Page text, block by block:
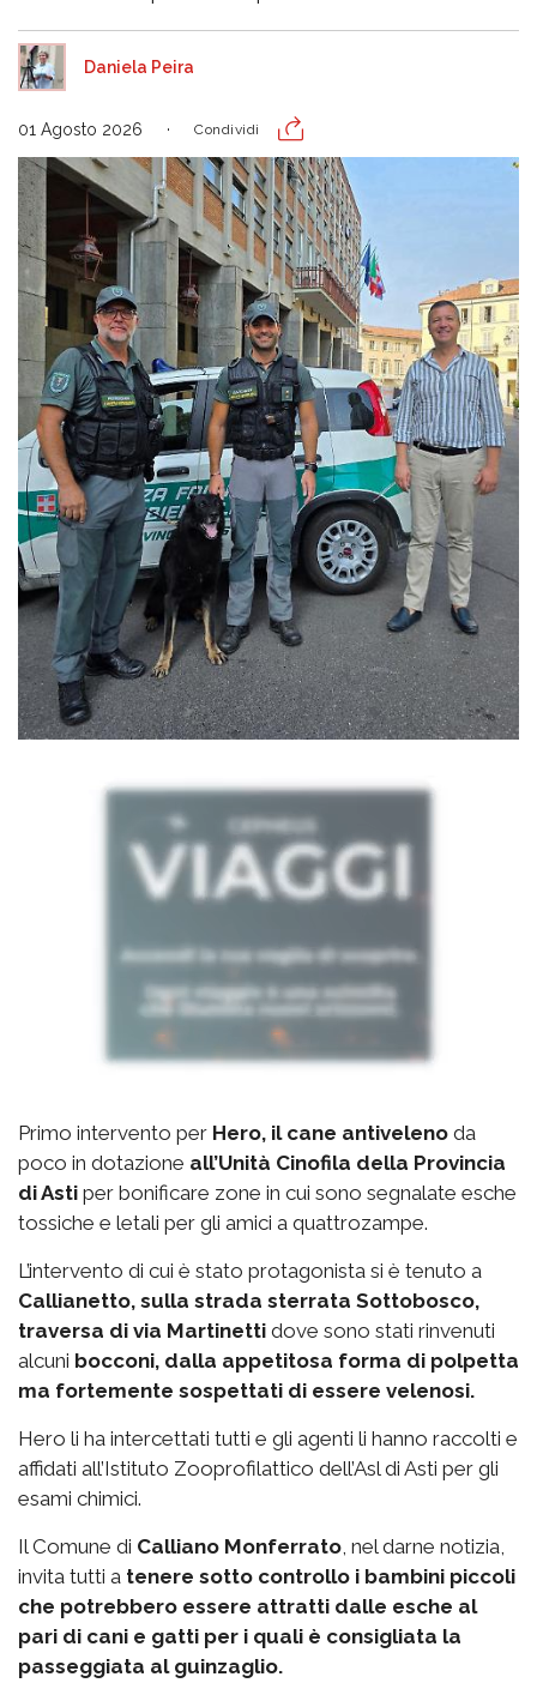
Daniela Peira
01 Agosto 2026 Condividi
Primo intervento per Hero, il cane antiveleno da
poco in dotazione all’Unità Cinofila della Provincia
di Asti per bonificare zone in cui sono segnalate esche
tossiche e letali per gli amici a quattrozampe.
L’intervento di cui è stato protagonista si è tenuto a
Callianetto, sulla strada sterrata Sottobosco,
traversa di via Martinetti dove sono stati rinvenuti
alcuni bocconi, dalla appetitosa forma di polpetta
ma fortemente sospettati di essere velenosi.
Hero li ha intercettati tutti e gli agenti li hanno raccolti e
affidati all’Istituto Zooprofilattico dell’Asl di Asti per gli
esami chimici.
Il Comune di Calliano Monferrato , nel darne notizia,
invita tutti a tenere sotto controllo i bambini piccoli
che potrebbero essere attratti dalle esche al
pari di cani e gatti per i quali è consigliata la
passeggiata al guinzaglio.